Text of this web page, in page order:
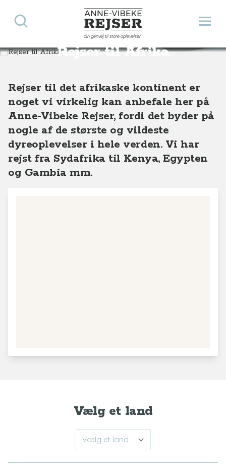
Anne-Vibeke Rejser
din genvej til store oplevelser
Åbn
Søg
Rejser til Afrika
Destinationer Afrika
Rejser til det afrikaske kontinent er
noget vi virkelig kan anbefale her på
Anne-Vibeke Rejser, fordi det byder på
nogle af de største og vildeste
dyreoplevelser i hele verden. Vi har
rejst fra Sydafrika til Kenya, Egypten
og Gambia mm.
Vælg et land